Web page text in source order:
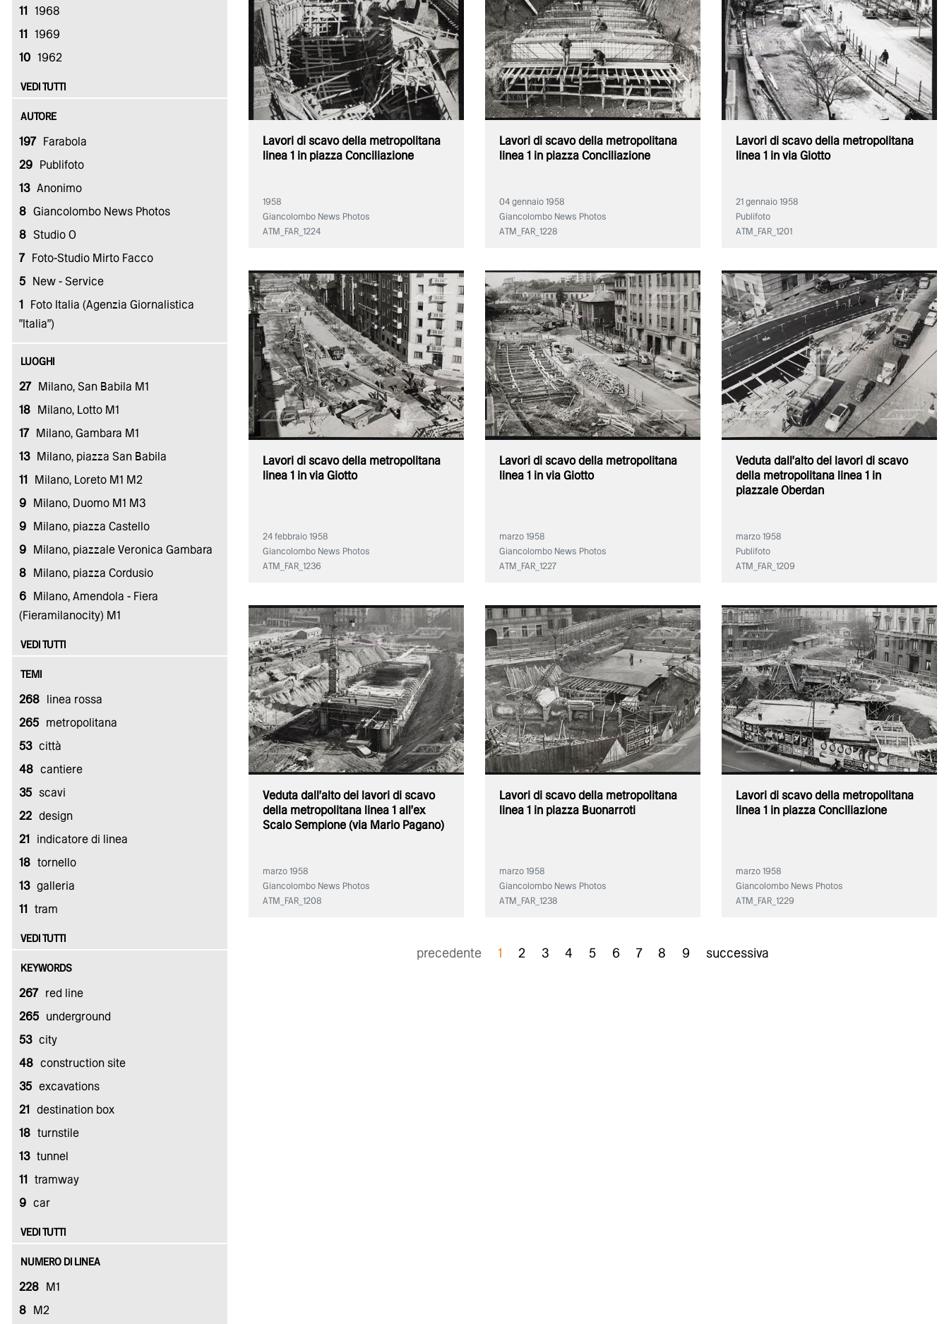
11 1968
11 1969
10 1962
VEDI TUTTI
AUTORE
197 Farabola
29 Publifoto
13 Anonimo
8 Giancolombo News Photos
8 Studio O
7 Foto-Studio Mirto Facco
5 New - Service
1
Foto Italia (Agenzia Giornalistica
"Italia")
LUOGHI
27 Milano, San Babila M1
18 Milano, Lotto M1
17 Milano, Gambara M1
13 Milano, piazza San Babila
11 Milano, Loreto M1 M2
9 Milano, Duomo M1 M3
9 Milano, piazza Castello
9 Milano, piazzale Veronica Gambara
8 Milano, piazza Cordusio
6
Milano, Amendola - Fiera
(Fieramilanocity) M1
VEDI TUTTI
TEMI
268 linea rossa
265 metropolitana
53 città
48 cantiere
35 scavi
22 design
21 indicatore di linea
18 tornello
13 galleria
11 tram
VEDI TUTTI
KEYWORDS
267 red line
265 underground
53 city
48 construction site
35 excavations
21 destination box
18 turnstile
13 tunnel
11 tramway
9 car
VEDI TUTTI
NUMERO DI LINEA
228 M1
8 M2
Lavori di scavo della metropolitana
linea 1 in piazza Conciliazione
1958
Giancolombo News Photos
ATM_FAR_1224
Lavori di scavo della metropolitana
linea 1 in piazza Conciliazione
04 gennaio 1958
Giancolombo News Photos
ATM_FAR_1228
Lavori di scavo della metropolitana
linea 1 in via Giotto
21 gennaio 1958
Publifoto
ATM_FAR_1201
Lavori di scavo della metropolitana
linea 1 in via Giotto
24 febbraio 1958
Giancolombo News Photos
ATM_FAR_1236
Lavori di scavo della metropolitana
linea 1 in via Giotto
marzo 1958
Giancolombo News Photos
ATM_FAR_1227
Veduta dall'alto dei lavori di scavo
della metropolitana linea 1 in
piazzale Oberdan
marzo 1958
Publifoto
ATM_FAR_1209
Veduta dall'alto dei lavori di scavo
della metropolitana linea 1 all'ex
Scalo Sempione (via Mario Pagano)
marzo 1958
Giancolombo News Photos
ATM_FAR_1208
Lavori di scavo della metropolitana
linea 1 in piazza Buonarroti
marzo 1958
Giancolombo News Photos
ATM_FAR_1238
Lavori di scavo della metropolitana
linea 1 in piazza Conciliazione
marzo 1958
Giancolombo News Photos
ATM_FAR_1229
precedente 1 2 3 4 5 6 7 8 9 successiva